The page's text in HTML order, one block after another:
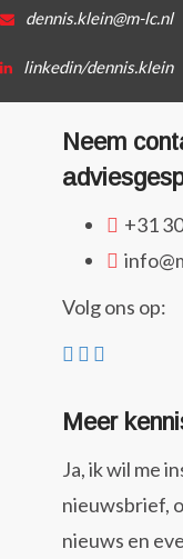
dennis.klein@m-lc.nl
linkedin/dennis.klein
Neem
+31
Volg ons op:
Meer
Ja, ik wil me
nieuwsbrief,
nieuws en